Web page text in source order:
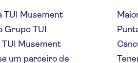
TUI Musement
Grupo TUI
TUI Musement
um parceiro de